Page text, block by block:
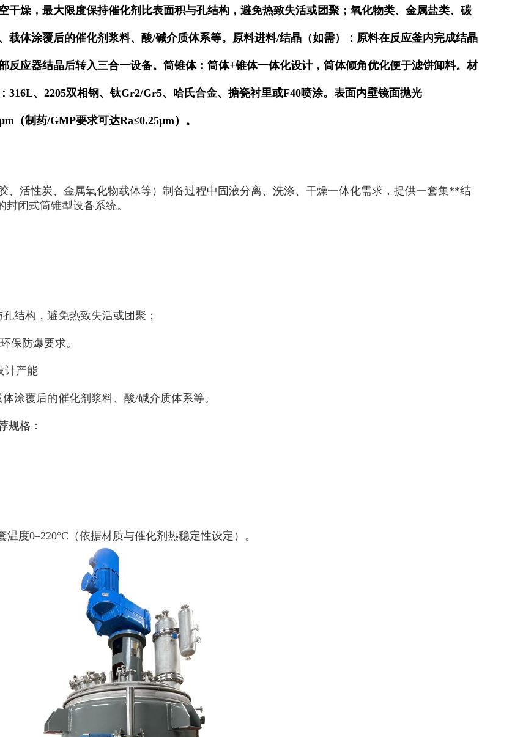
干燥，最大限度保持催化剂比表面积与孔结构，避免热致失活或团聚；氧化物类、金属盐类、碳
载体涂覆后的催化剂浆料、酸/碱介质体系等。原料进料/结晶（如需）：原料在反应釜内完成结晶
反应器结晶后转入三合一设备。筒锥体：筒体+锥体一体化设计，筒体倾角优化便于滤饼卸料。材
316L、2205双相钢、钛Gr2/Gr5、哈氏合金、搪瓷衬里或F40喷涂。表面内壁镜面抛光
（制药/GMP要求可达Ra≤0.25µm）。
、活性炭、金属氧化物载体等）制备过程中固液分离、洗涤、干燥一体化需求，提供一套集**结
封闭式筒锥型设备系统。
结构，避免热致失活或团聚；
保防爆要求。
计产能
涂覆后的催化剂浆料、酸/碱介质体系等。
规格：
温度0–220°C （依据材质与催化剂热稳定性设定）。